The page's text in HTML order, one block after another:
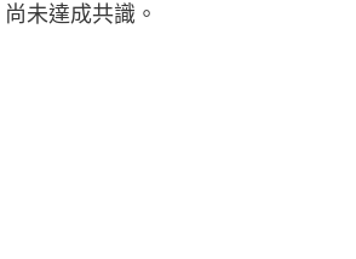
未達成共識。